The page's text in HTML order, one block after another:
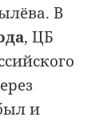
В
, ЦБ
и